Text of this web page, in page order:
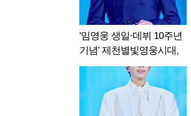
'임영웅 생일·데뷔 10주년
기념' 제천별빛영웅시대,
취약계층 위한 성금 600만
원 제천시에 기탁